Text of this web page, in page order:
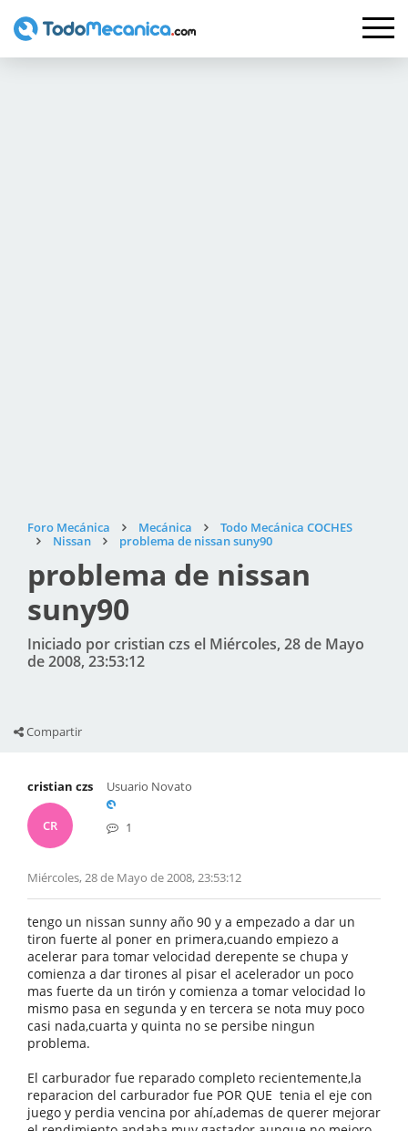
Foro Mecánica Mecánica
Todo Mecánica COCHES
Nissan
problema de nissan suny90
problema de nissan
suny90
Iniciado por cristian czs el Miércoles, 28 de Mayo
de 2008, 23:53:12
Compartir
cristian czs
CR
Usuario Novato
1
Miércoles, 28 de Mayo de 2008, 23:53:12
tengo un nissan sunny año 90 y a empezado a dar un
tiron fuerte al poner en primera,cuando empiezo a
acelerar para tomar velocidad derepente se chupa y
comienza a dar tirones al pisar el acelerador un poco
mas fuerte da un tirón y comienza a tomar velocidad lo
mismo pasa en segunda y en tercera se nota muy poco
casi nada,cuarta y quinta no se persibe ningun
problema.
El carburador fue reparado completo recientemente,la
reparacion del carburador fue POR QUE tenia el eje con
juego y perdia vencina por ahí,ademas de querer mejorar